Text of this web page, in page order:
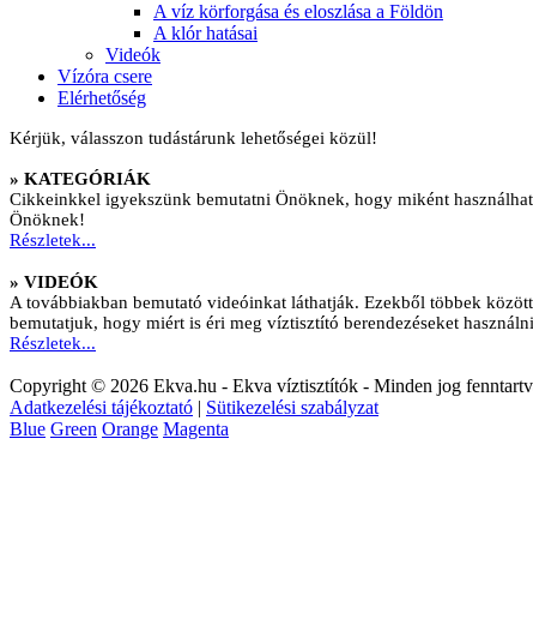
A víz körforgása és eloszlása a Földön
A klór hatásai
Videók
Vízóra csere
Elérhetőség
Kérjük, válasszon tudástárunk lehetőségei közül!
» KATEGÓRIÁK
Cikkeinkkel igyekszünk bemutatni Önöknek, hogy miként
Önöknek!
Részletek...
» VIDEÓK
A továbbiakban bemutató videóinkat láthatják. Ezekből többek
bemutatjuk, hogy miért is éri meg víztisztító berendezéseket
Részletek...
Copyright © 2026 Ekva.hu - Ekva víztisztítók - Minden jog
Adatkezelési tájékoztató | Sütikezelési szabályzat
Blue Green Orange Magenta